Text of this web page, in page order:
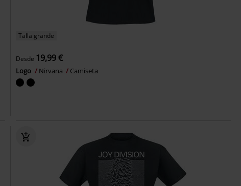
Talla grande
Desde 19,99 €
Logo Nirvana Camiseta